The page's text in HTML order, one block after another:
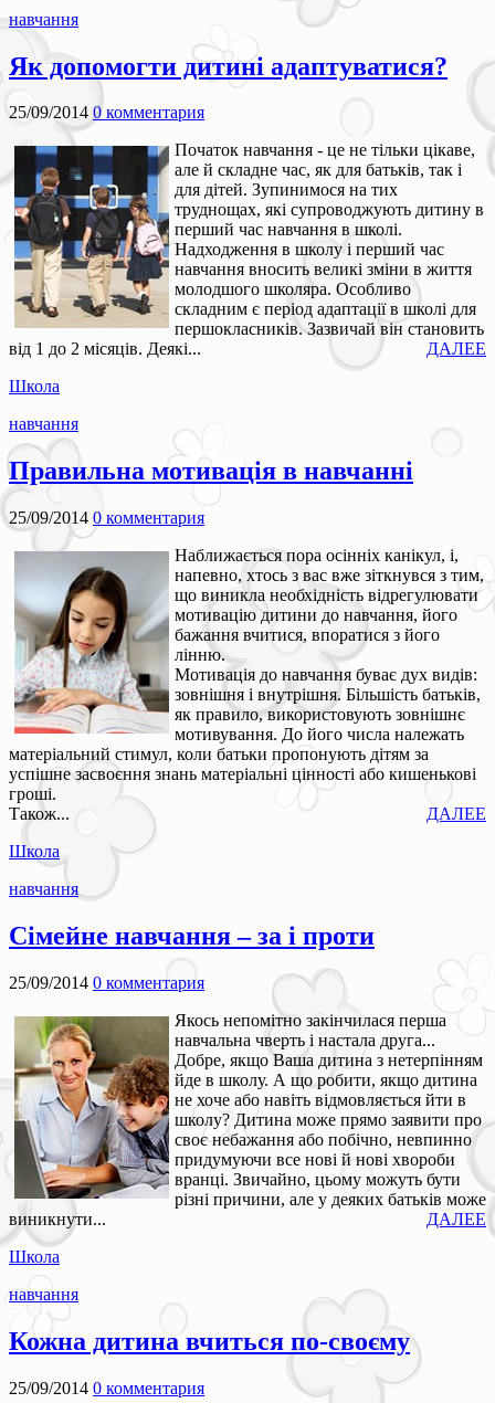
навчання
Як допомогти дитині адаптуватися?
25/09/2014 0 комментария
Початок навчання - це не тільки цікаве,
але й складне час, як для батьків, так і
для дітей. Зупинимося на тих
труднощах, які супроводжують дитину в
перший час навчання в школі.
Надходження в школу і перший час
навчання вносить великі зміни в життя
молодшого школяра. Особливо
складним є період адаптації в школі для
першокласників. Зазвичай він становить
від 1 до 2 місяців. Деякі...
ДАЛЕЕ
Школа
навчання
Правильна мотивація в навчанні
25/09/2014 0 комментария
Наближається пора осінніх канікул, і,
напевно, хтось з вас вже зіткнувся з тим,
що виникла необхідність відрегулювати
мотивацію дитини до навчання, його
бажання вчитися, впоратися з його
лінню.
Мотивація до навчання буває дух видів:
зовнішня і внутрішня. Більшість батьків,
як правило, використовують зовнішнє
мотивування. До його числа належать
матеріальний стимул, коли батьки пропонують дітям за
успішне засвоєння знань матеріальні цінності або кишенькові
гроші.
Також...
ДАЛЕЕ
Школа
навчання
Сімейне навчання – за і проти
25/09/2014 0 комментария
Якось непомітно закінчилася перша
навчальна чверть і настала друга...
Добре, якщо Ваша дитина з нетерпінням
йде в школу. А що робити, якщо дитина
не хоче або навіть відмовляється йти в
школу? Дитина може прямо заявити про
своє небажання або побічно, невпинно
придумуючи все нові й нові хвороби
вранці. Звичайно, цьому можуть бути
різні причини, але у деяких батьків може
виникнути...
ДАЛЕЕ
Школа
навчання
Кожна дитина вчиться по-своєму
25/09/2014 0 комментария